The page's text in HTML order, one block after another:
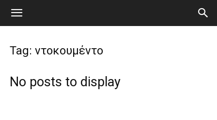
Tag: ντοκουμέντο
No posts to display